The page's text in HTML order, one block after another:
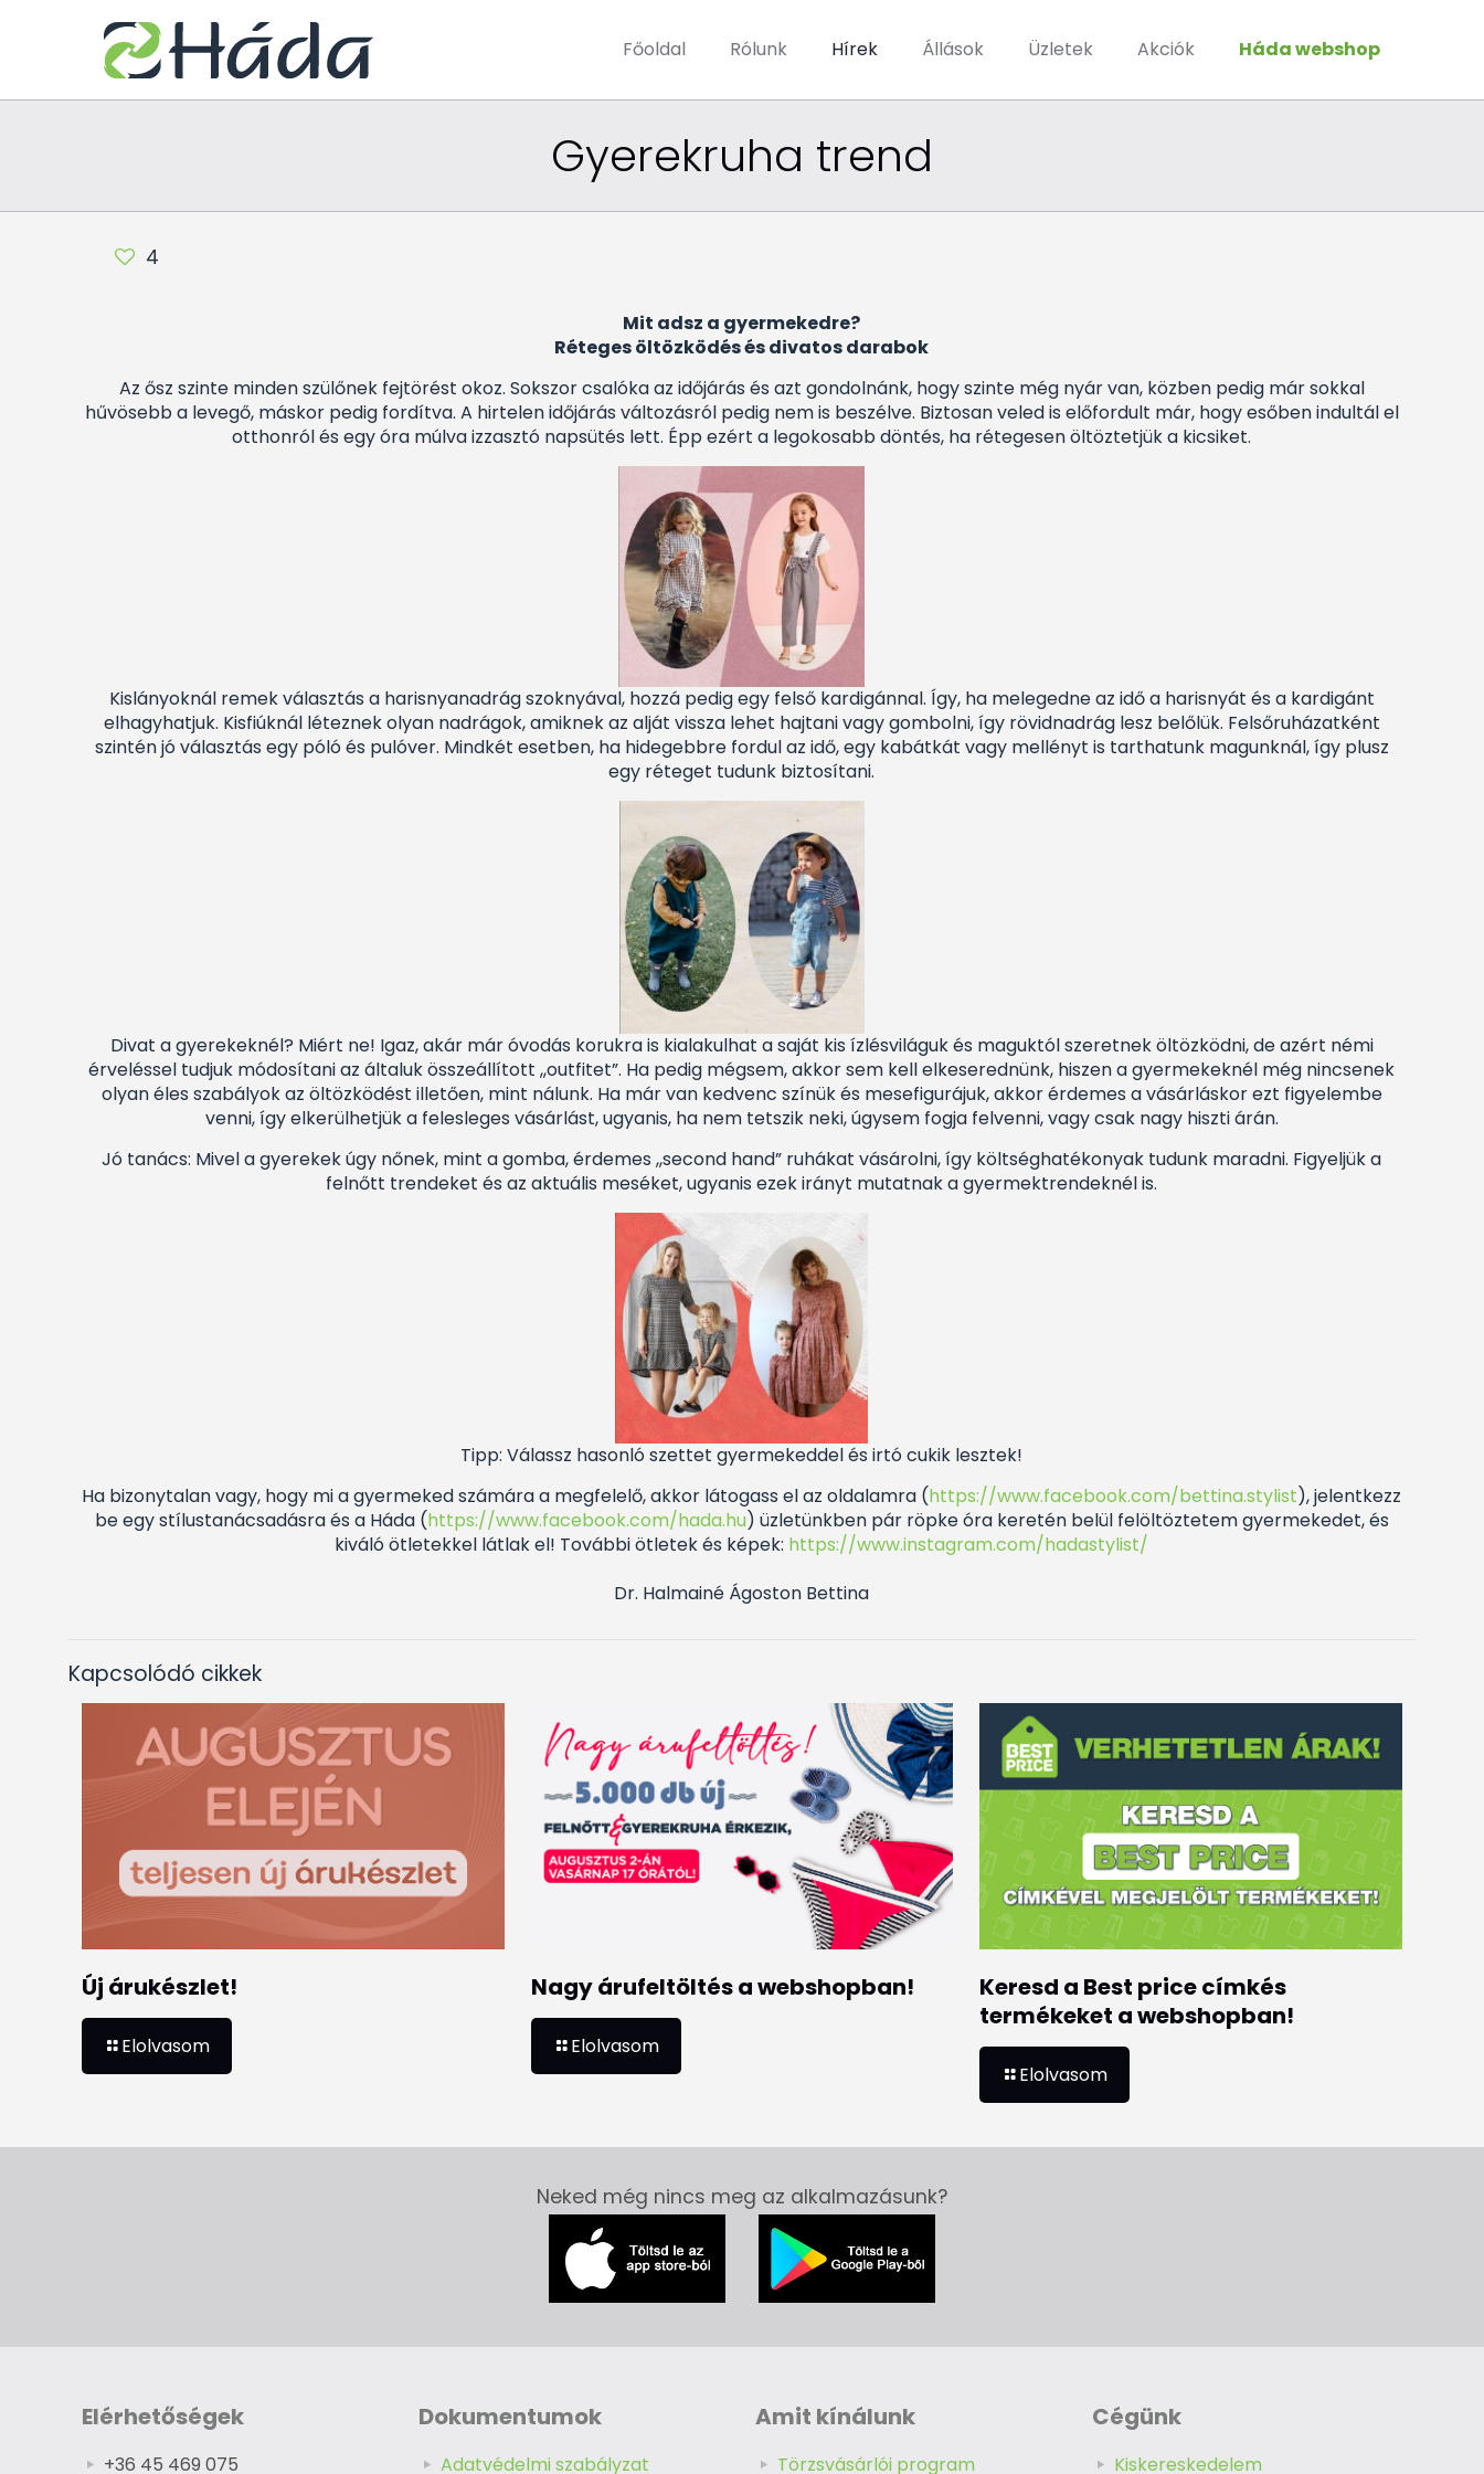
Főoldal Rólunk Hírek Állások Üzletek Akciók Háda webshop
Gyerekruha trend
4
Mit adsz a gyermekedre?
Réteges öltözködés és divatos darabok
Az ősz szinte minden szülőnek fejtörést okoz. Sokszor csalóka az időjárás és azt gondolnánk, hogy szinte még nyár van, közben pedig már sokkal
hűvösebb a levegő, máskor pedig fordítva. A hirtelen időjárás változásról pedig nem is beszélve. Biztosan veled is előfordult már, hogy esőben indultál el
otthonról és egy óra múlva izzasztó napsütés lett. Épp ezért a legokosabb döntés, ha rétegesen öltöztetjük a kicsiket.
Kislányoknál remek választás a harisnyanadrág szoknyával, hozzá pedig egy felső kardigánnal. Így, ha melegedne az idő a harisnyát és a kardigánt
elhagyhatjuk. Kisfiúknál léteznek olyan nadrágok, amiknek az alját vissza lehet hajtani vagy gombolni, így rövidnadrág lesz belőlük. Felsőruházatként
szintén jó választás egy póló és pulóver. Mindkét esetben, ha hidegebbre fordul az idő, egy kabátkát vagy mellényt is tarthatunk magunknál, így plusz
egy réteget tudunk biztosítani.
Divat a gyerekeknél? Miért ne! Igaz, akár már óvodás korukra is kialakulhat a saját kis ízlésviláguk és maguktól szeretnek öltözködni, de azért némi
érveléssel tudjuk módosítani az általuk összeállított ,,outfitet”. Ha pedig mégsem, akkor sem kell elkeserednünk, hiszen a gyermekeknél még nincsenek
olyan éles szabályok az öltözködést illetően, mint nálunk. Ha már van kedvenc színük és mesefigurájuk, akkor érdemes a vásárláskor ezt figyelembe
venni, így elkerülhetjük a felesleges vásárlást, ugyanis, ha nem tetszik neki, úgysem fogja felvenni, vagy csak nagy hiszti árán.
Jó tanács: Mivel a gyerekek úgy nőnek, mint a gomba, érdemes ,,second hand” ruhákat vásárolni, így költséghatékonyak tudunk maradni. Figyeljük a
felnőtt trendeket és az aktuális meséket, ugyanis ezek irányt mutatnak a gyermektrendeknél is.
Tipp: Válassz hasonló szettet gyermekeddel és irtó cukik lesztek!
Ha bizonytalan vagy, hogy mi a gyermeked számára a megfelelő, akkor látogass el az oldalamra (https://www.facebook.com/bettina.stylist), jelentkezz
be egy stílustanácsadásra és a Háda (https://www.facebook.com/hada.hu) üzletünkben pár röpke óra keretén belül felöltöztetem gyermekedet, és
kiváló ötletekkel látlak el! További ötletek és képek: https://www.instagram.com/hadastylist/
Dr. Halmainé Ágoston Bettina
Kapcsolódó cikkek
Új árukészlet!
Elolvasom
Nagy árufeltöltés a webshopban!
Elolvasom
Keresd a Best price címkés
termékeket a webshopban!
Elolvasom
Neked még nincs meg az alkalmazásunk?
Elérhetőségek
+36 45 469 075
Dokumentumok
Adatvédelmi szabályzat
Amit kínálunk
Törzsvásárlói program
Cégünk
Kiskereskedelem